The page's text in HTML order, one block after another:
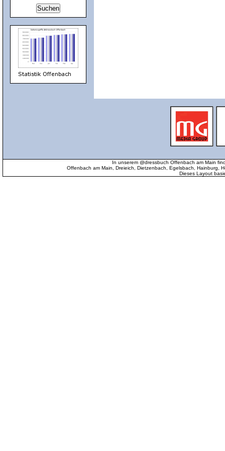
In unserem @dressbuch Offenbach am Main
Offenbach am Main, Dreieich, Dietzenbach, Egelsbach, Hainburg,
Dieses Layout